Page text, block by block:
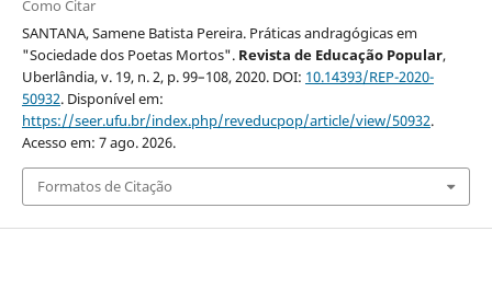
Como Citar
SANTANA, Samene Batista Pereira. Práticas andragógicas em
"Sociedade dos Poetas Mortos". Revista de Educação Popular,
Uberlândia, v. 19, n. 2, p. 99–108, 2020. DOI: 10.14393/REP-2020-
50932. Disponível em:
https://seer.ufu.br/index.php/reveducpop/article/view/50932.
Acesso em: 7 ago. 2026.
Formatos de Citação